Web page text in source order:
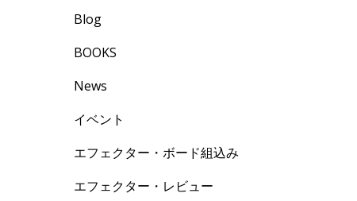
Blog
BOOKS
News
イベント
エフェクター・ボード組込み
エフェクター・レビュー